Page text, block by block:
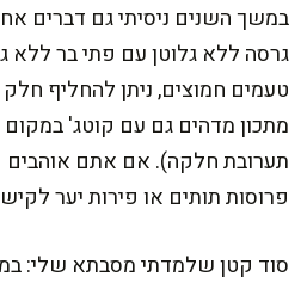
במשך השנים ניסיתי גם דברים
גרסה ללא גלוטן עם פתי בר ללא
טעמים חמוצים, ניתן להחליף
מתכון מדהים גם עם קוטג' במקום
תערובת חלקה). אם אתם אוהבים
פרוסות תותים או פירות יער
סוד קטן שלמדתי מסבתא שלי: